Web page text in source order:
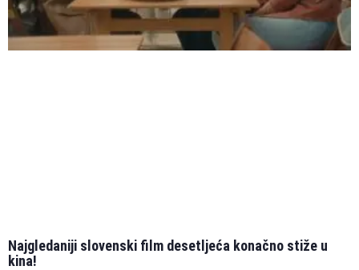
Najgledaniji slovenski film desetljeća konačno stiže u
kina!